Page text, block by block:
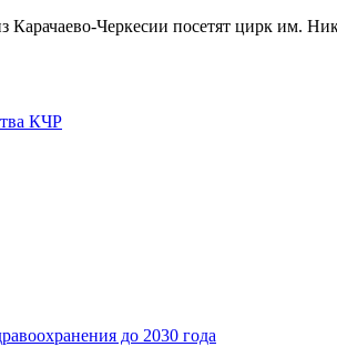
Карачаево-Черкесии посетят цирк им.
КЧР
до 2030 года